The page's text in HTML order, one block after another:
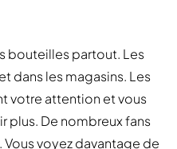
bouteilles partout. Les
dans les magasins. Les
votre attention et vous
plus. De nombreux fans
voyez davantage de